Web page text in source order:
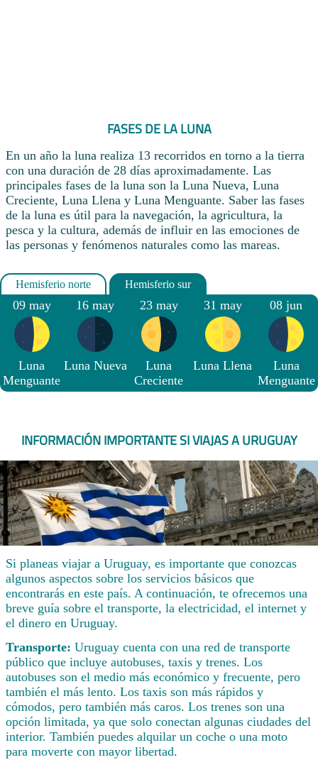
FASES DE LA LUNA
En un año la luna realiza 13 recorridos en torno a la tierra
con una duración de 28 días aproximadamente. Las
principales fases de la luna son la Luna Nueva, Luna
Creciente, Luna Llena y Luna Menguante. Saber las fases
de la luna es útil para la navegación, la agricultura, la
pesca y la cultura, además de influir en las emociones de
las personas y fenómenos naturales como las mareas.
09 may
Luna
Menguante
16 may
Luna Nueva
23 may
Luna
Creciente
31 may
Luna Llena
08 jun
Luna
Menguante
INFORMACIÓN IMPORTANTE SI VIAJAS A URUGUAY
Si planeas viajar a Uruguay, es importante que conozcas
algunos aspectos sobre los servicios básicos que
encontrarás en este país. A continuación, te ofrecemos una
breve guía sobre el transporte, la electricidad, el internet y
el dinero en Uruguay.
Transporte: Uruguay cuenta con una red de transporte
público que incluye autobuses, taxis y trenes. Los
autobuses son el medio más económico y frecuente, pero
también el más lento. Los taxis son más rápidos y
cómodos, pero también más caros. Los trenes son una
opción limitada, ya que solo conectan algunas ciudades del
interior. También puedes alquilar un coche o una moto
para moverte con mayor libertad.